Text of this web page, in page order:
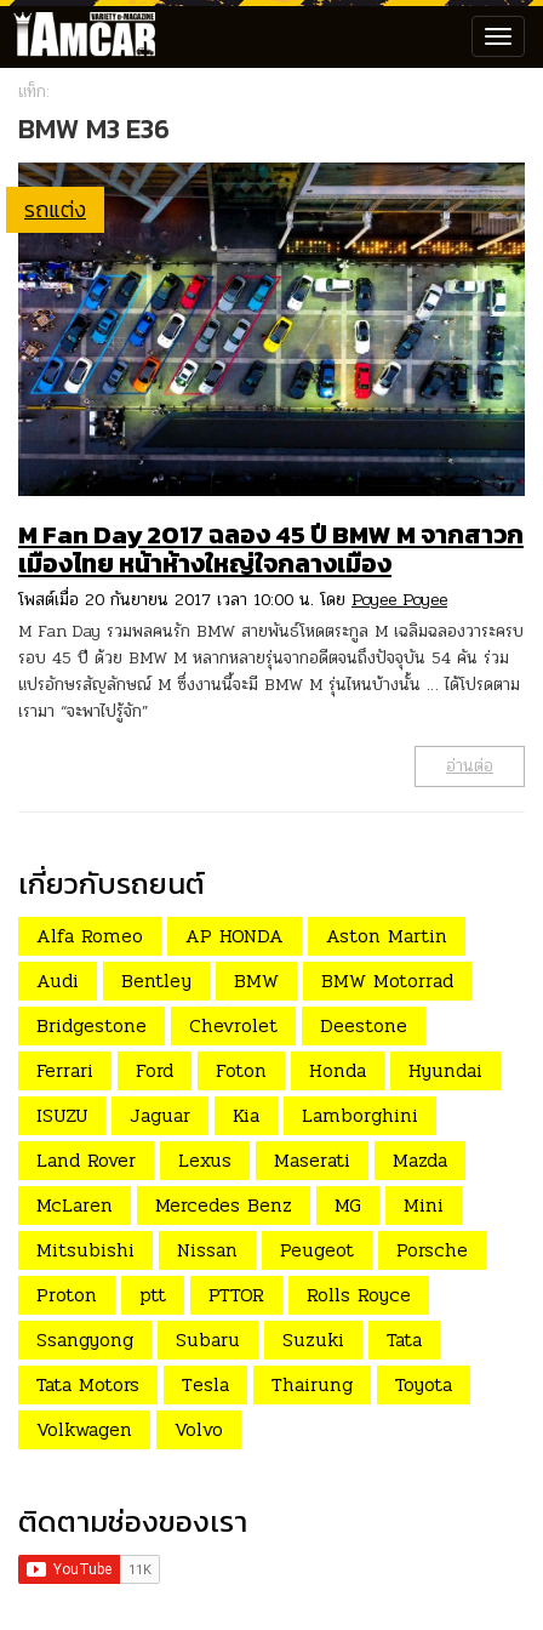
แท็ก:
BMW M3 E36
รถแต่ง
M Fan Day 2017 ฉลอง 45 ปี BMW M จากสาวก
เมืองไทย หน้าห้างใหญ่ใจกลางเมือง
โพสต์เมื่อ 20 กันยายน 2017 เวลา 10:00 น. โดย Poyee Poyee
M Fan Day รวมพลคนรัก BMW สายพันธ์โหดตระกูล M เฉลิมฉลองวาระครบ
รอบ 45 ปี ด้วย BMW M หลากหลายรุ่นจากอดีตจนถึงปัจจุบัน 54 คัน ร่วม
แปรอักษรสัญลักษณ์ M ซึ่งงานนี้จะมี BMW M รุ่นไหนบ้างนั้น … ได้โปรดตาม
เรามา “จะพาไปรู้จัก”
อ่านต่อ
เกี่ยวกับรถยนต์
Alfa Romeo AP HONDA
Aston Martin
Audi
Bentley BMW
BMW Motorrad
Bridgestone
Chevrolet
Deestone
Ferrari
Ford Foton Honda
Hyundai
ISUZU
Jaguar Kia
Lamborghini
Land Rover
Lexus Maserati
Mazda
McLaren
Mercedes Benz MG
Mini
Mitsubishi
Nissan Peugeot
Porsche
Proton
ptt PTTOR
Rolls Royce
Ssangyong
Subaru Suzuki
Tata
Tata Motors
Tesla Thairung
Toyota
Volkwagen
Volvo
ติดตามช่องของเรา